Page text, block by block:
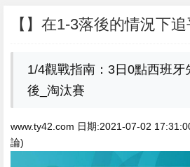
【】在1-3落後的情況下
1/4觀戰指南：3日0點西班
後_淘汰賽
www.ty42.com 日期:2021-07-02
論)